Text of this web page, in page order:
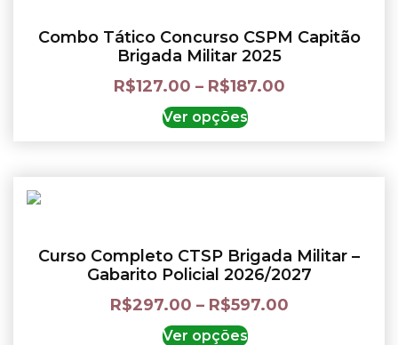
Combo Tático Concurso CSPM Capitão
Brigada Militar 2025
R$127.00 – R$187.00
Ver opções
Curso Completo CTSP Brigada Militar –
Gabarito Policial 2026/2027
R$297.00 – R$597.00
Ver opções